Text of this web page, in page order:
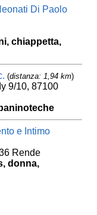
Di Paolo
chiappetta,
(distanza: 1,94 km)
9/10, 87100
e Intimo
Rende
donna,